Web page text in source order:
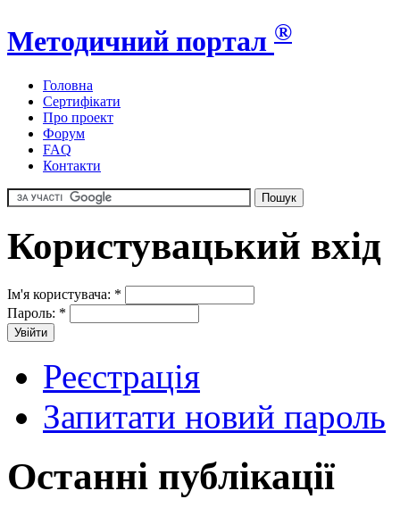
Методичний портал ®
Головна
Сертифікати
Про проект
Форум
FAQ
Контакти
Користувацький вхід
Ім'я користувача: *
Пароль: *
Реєстрація
Запитати новий пароль
Останні публікації